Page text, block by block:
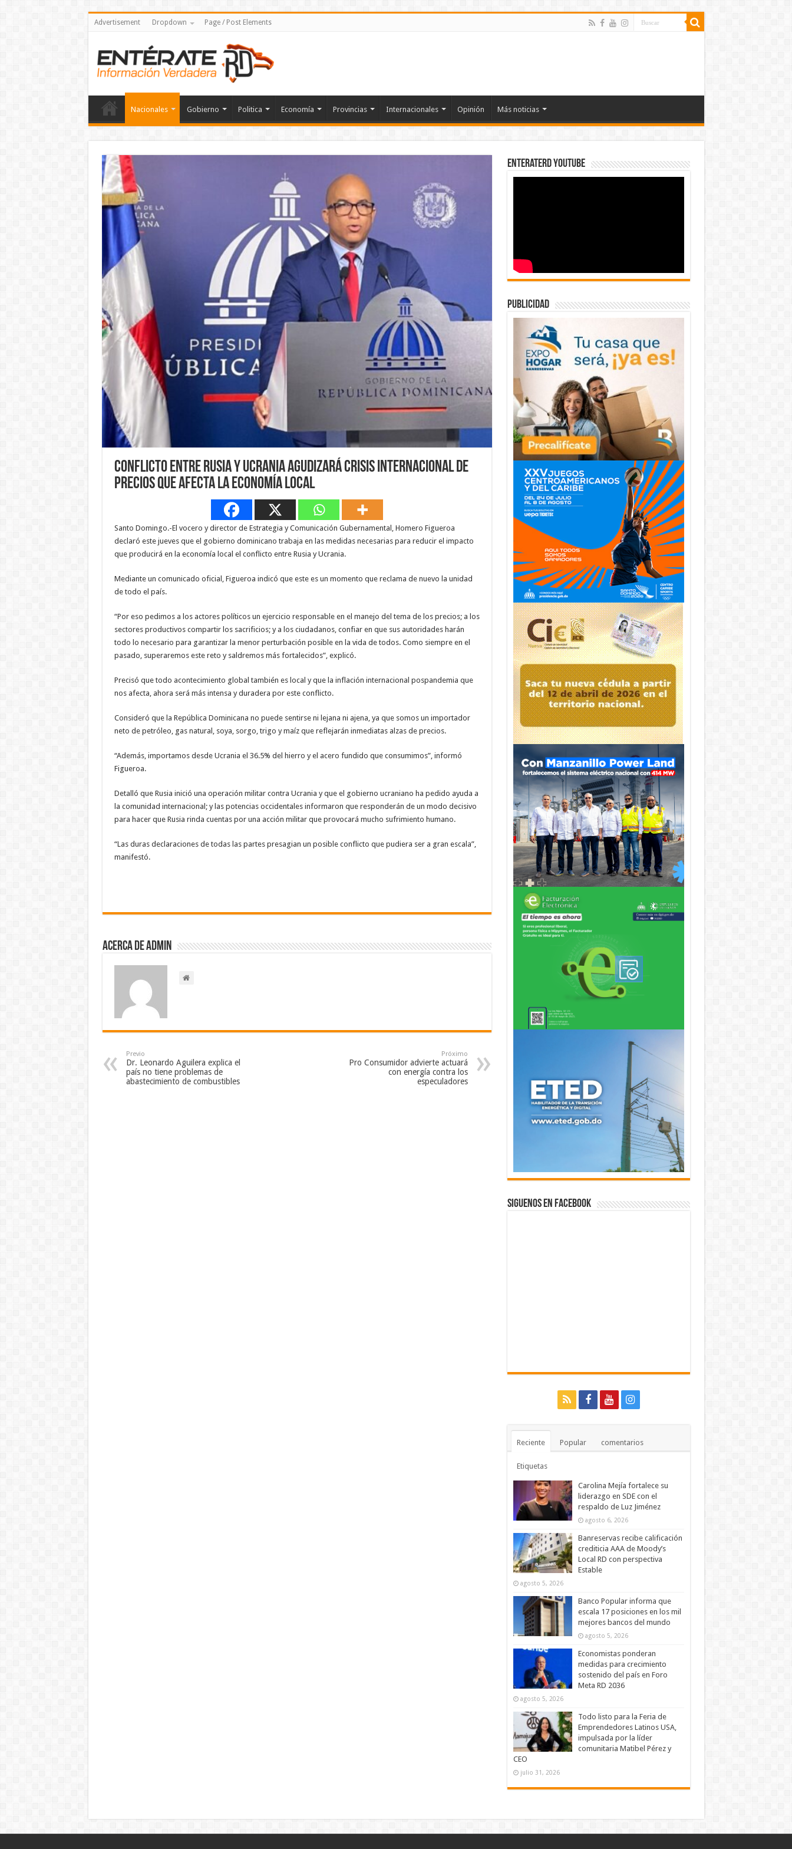
Advertisement Dropdown Page / Post Elements
Nacionales Gobierno Politica Economía Provincias Internacionales Opinión Más noticias
Conflicto entre Rusia y Ucrania agudizará crisis internacional de
precios que afecta la economía local
Santo Domingo.-El vocero y director de Estrategia y Comunicación Gubernamental, Homero Figueroa
declaró este jueves que el gobierno dominicano trabaja en las medidas necesarias para reducir el impacto
que producirá en la economía local el conflicto entre Rusia y Ucrania.
Mediante un comunicado oficial, Figueroa indicó que este es un momento que reclama de nuevo la unidad
de todo el país.
“Por eso pedimos a los actores políticos un ejercicio responsable en el manejo del tema de los precios; a los
sectores productivos compartir los sacrificios; y a los ciudadanos, confiar en que sus autoridades harán
todo lo necesario para garantizar la menor perturbación posible en la vida de todos. Como siempre en el
pasado, superaremos este reto y saldremos más fortalecidos”, explicó.
Precisó que todo acontecimiento global también es local y que la inflación internacional pospandemia que
nos afecta, ahora será más intensa y duradera por este conflicto.
Consideró que la República Dominicana no puede sentirse ni lejana ni ajena, ya que somos un importador
neto de petróleo, gas natural, soya, sorgo, trigo y maíz que reflejarán inmediatas alzas de precios.
“Además, importamos desde Ucrania el 36.5% del hierro y el acero fundido que consumimos”, informó
Figueroa.
Detalló que Rusia inició una operación militar contra Ucrania y que el gobierno ucraniano ha pedido ayuda a
la comunidad internacional; y las potencias occidentales informaron que responderán de un modo decisivo
para hacer que Rusia rinda cuentas por una acción militar que provocará mucho sufrimiento humano.
“Las duras declaraciones de todas las partes presagian un posible conflicto que pudiera ser a gran escala”,
manifestó.
Acerca de admin
Previo
Dr. Leonardo Aguilera explica el
país no tiene problemas de
abastecimiento de combustibles
Próximo
Pro Consumidor advierte actuará
con energía contra los
especuladores
EnterateRD YOUTUBE
publicidad
Siguenos en Facebook
Reciente Popular comentarios
Etiquetas
Carolina Mejía fortalece su
liderazgo en SDE con el
respaldo de Luz Jiménez
agosto 6, 2026
Banreservas recibe calificación
crediticia AAA de Moody’s
Local RD con perspectiva
Estable
agosto 5, 2026
Banco Popular informa que
escala 17 posiciones en los mil
mejores bancos del mundo
agosto 5, 2026
Economistas ponderan
medidas para crecimiento
sostenido del país en Foro
Meta RD 2036
agosto 5, 2026
Todo listo para la Feria de
Emprendedores Latinos USA,
impulsada por la líder
comunitaria Matibel Pérez y
CEO
julio 31, 2026